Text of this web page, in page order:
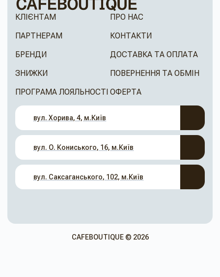
КЛІЄНТАМ
ПАРТНЕРАМ
БРЕНДИ
ЗНИЖКИ
ПРОГРАМА ЛОЯЛЬНОСТІ
ПРО НАС
КОНТАКТИ
ДОСТАВКА ТА ОПЛАТА
ПОВЕРНЕННЯ ТА ОБМІН
ОФЕРТА
вул. Хорива, 4, м.Київ
вул. О. Кониського, 16, м.Київ
вул. Саксаганського, 102, м.Київ
CAFEBOUTIQUE © 2026